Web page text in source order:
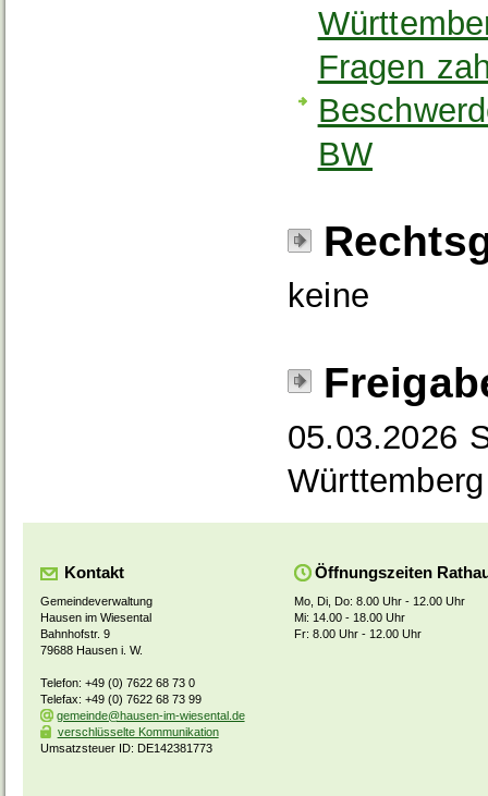
Fragen
BW
keine
05.03.2026
Württemberg
Kontakt
Gemeindeverwaltung
Hausen im Wiesental
Bahnhofstr. 9
79688 Hausen i. W.
Telefon: +49 (0) 7622 68 73 0
Telefax: +49 (0) 7622 68 73 99
gemeinde@hausen-im-wiesental.de
verschlüsselte Kommunikation
Umsatzsteuer ID: DE142381773
Öffnungszeiten
Mo, Di, Do: 8.00 Uhr - 12.00 Uhr
Mi: 14.00 - 18.00 Uhr
Fr: 8.00 Uhr - 12.00 Uhr